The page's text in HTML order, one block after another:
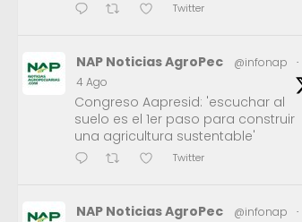
Twitter
NAP Noticias AgroPec @infonap
·
4 Ago
Congreso Aapresid: 'escuchar al
suelo es el 1er paso para construir
una agricultura sustentable'
Twitter
NAP Noticias AgroPec @infonap
·